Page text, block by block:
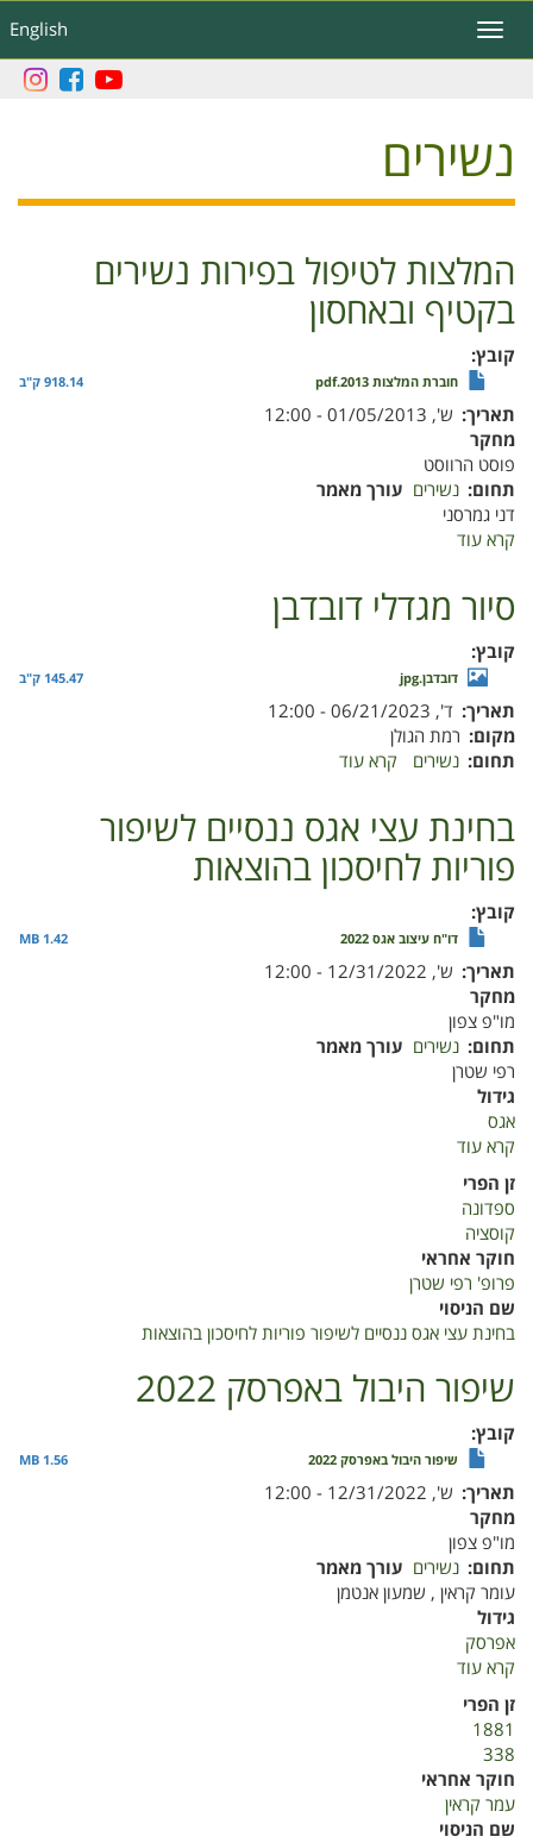
לתוכן
העיקרי
English
Toggle
navigation
נשירים
המלצות לטיפול בפירות נשירים
בקטיף ובאחסון
קובץ
חוברת המלצות 2013.pdf 918.14 ק"ב
תאריך ש', 01/05/2013 - 12:00
מחקר
פוסט הרווסט
תחום נשירים עורך מאמר
דני גמרסני
קרא עוד
בפירות
ובאחסון
סיור מגדלי דובדבן
קובץ
דובדבן.jpg 145.47 ק"ב
תאריך ד', 06/21/2023 - 12:00
מקום רמת הגולן
תחום נשירים קרא עוד
דובדבן
בחינת עצי אגס ננסיים לשיפור
פוריות לחיסכון בהוצאות
קובץ
דו"ח עיצוב אגס 2022 1.42 MB
תאריך ש', 12/31/2022 - 12:00
מחקר
מו"פ צפון
תחום נשירים עורך מאמר
רפי שטרן
גידול
אגס
קרא עוד
לשיפור
פוריות
לחיסכון
בהוצאות
זן הפרי
ספדונה
קוסציה
חוקר אחראי
פרופ' רפי שטרן
שם הניסוי
בחינת עצי אגס ננסיים לשיפור פוריות לחיסכון בהוצאות
שיפור היבול באפרסק 2022
קובץ
שיפור היבול באפרסק 2022 1.56 MB
תאריך ש', 12/31/2022 - 12:00
מחקר
מו"פ צפון
תחום נשירים עורך מאמר
עומר קראין , שמעון אנטמן
גידול
אפרסק
קרא עוד
זן הפרי
1881
338
חוקר אחראי
עמר קראין
שם הניסוי